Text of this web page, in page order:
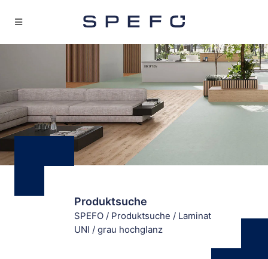
Produktsuche
SPEFO / Produktsuche / Laminat
UNI / grau hochglanz